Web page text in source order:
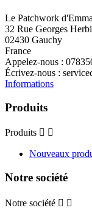
Le Patchwork d'Emma
32 Rue Georges
02430 Gauchy
France
Appelez-nous :
Écrivez-nous :
Informations
Produits
Produits  
Nouveaux
Notre société
Notre société  